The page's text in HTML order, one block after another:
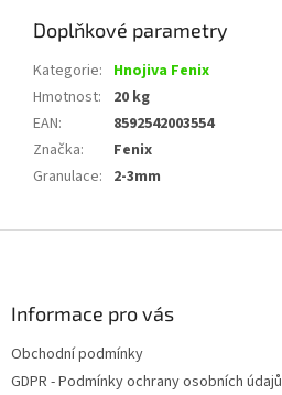
Doplňkové parametry
Kategorie: Hnojiva Fenix
Hmotnost:
20 kg
EAN:
8592542003554
Značka:
Fenix
Granulace: 2-3mm
Informace pro vás
Obchodní podmínky
GDPR - Podmínky ochrany osobních údajů